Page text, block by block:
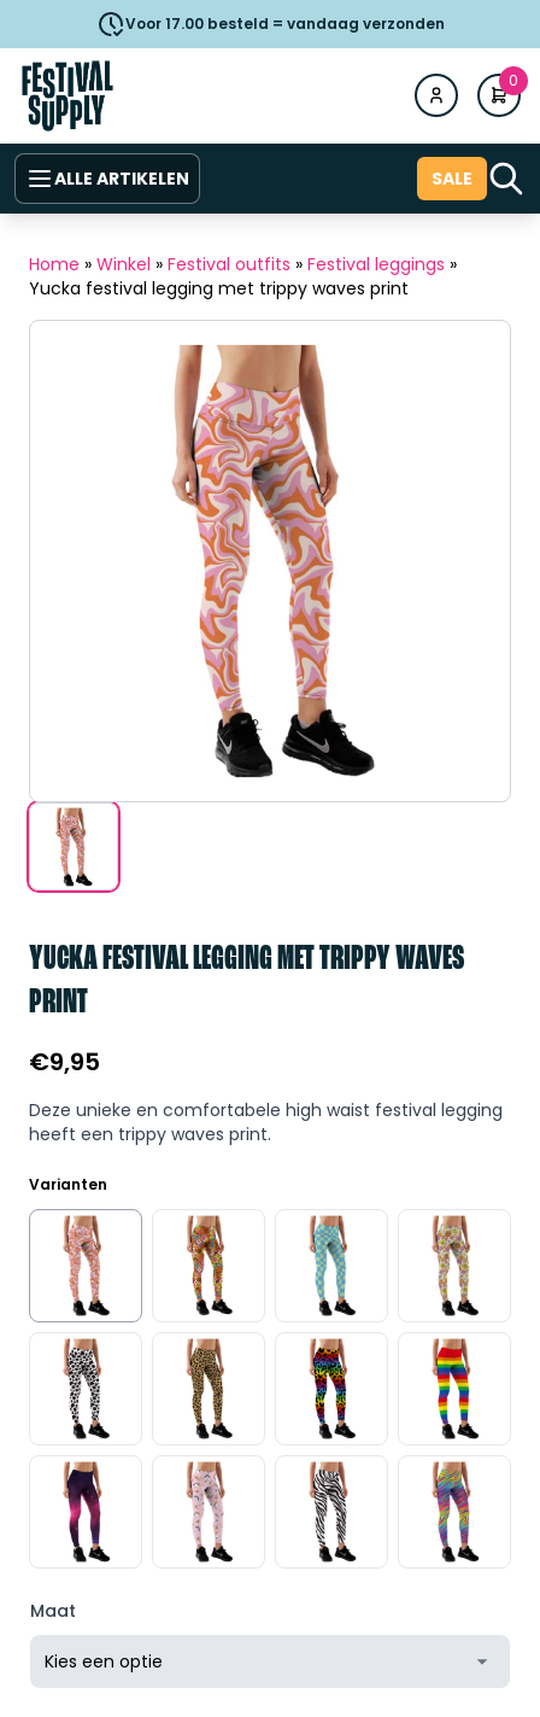
Voor 17.00 besteld = vandaag verzonden
0
ALLE ARTIKELEN SALE
Home » Winkel » Festival outfits » Festival leggings »
Yucka festival legging met trippy waves print
YUCKA FESTIVAL LEGGING MET TRIPPY WAVES
PRINT
€9,95
Deze unieke en comfortabele high waist festival legging
heeft een trippy waves print.
Varianten
Maat